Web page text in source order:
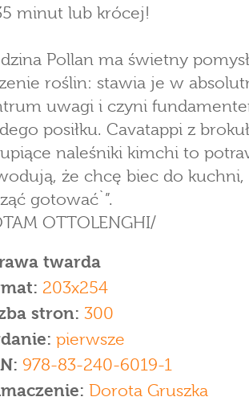
minut lub krócej!
Pollan ma świetny
roślin: stawia je w
uwagi i czyni
posiłku. Cavatappi z
naleśniki kimchi to
że chcę biec do kuchni,
gotować`”.
OTTOLENGHI/
twarda
203x254
stron: 300
pierwsze
978-83-240-6019-1
Dorota Gruszka